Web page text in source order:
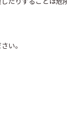
い。